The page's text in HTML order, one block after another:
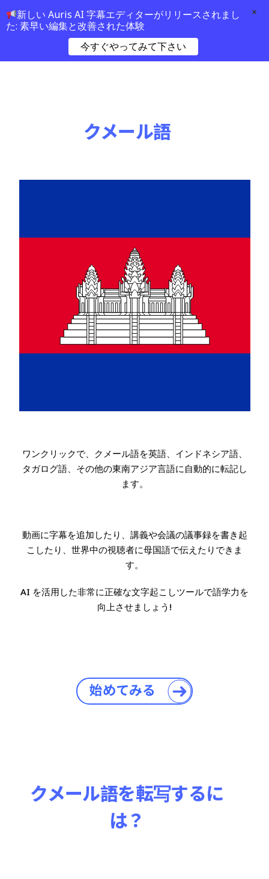
クメール語
ワンクリックで、クメール語を英語、インドネシア語、
タガログ語、その他の東南アジア言語に自動的に転記し
ます。
動画に字幕を追加したり、講義や会議の議事録を書き起
こしたり、世界中の視聴者に母国語で伝えたりできま
す。
AI を活用した非常に正確な文字起こしツールで語学力を
向上させましょう!
始めてみる
クメール語を転写するに
は？
新しい Auris AI 字幕エディターがリリースされまし
た: 素早い編集と改善された体験
今すぐやってみて下さい
×